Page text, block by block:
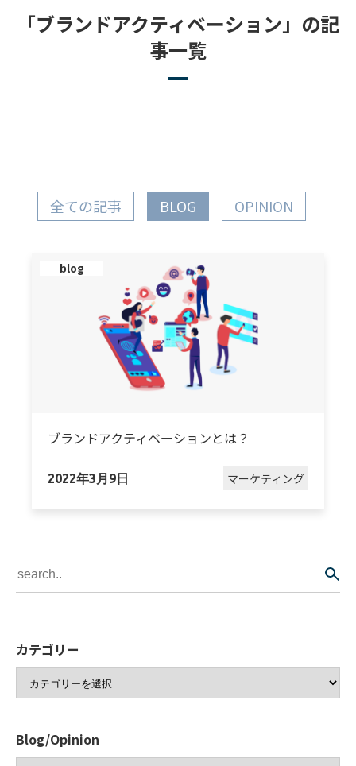
「ブランドアクティベーション」の記
事一覧
全ての記事 BLOG OPINION
blog
ブランドアクティベーションとは？
2022年3月9日 マーケティング
カテゴリー
Blog/Opinion